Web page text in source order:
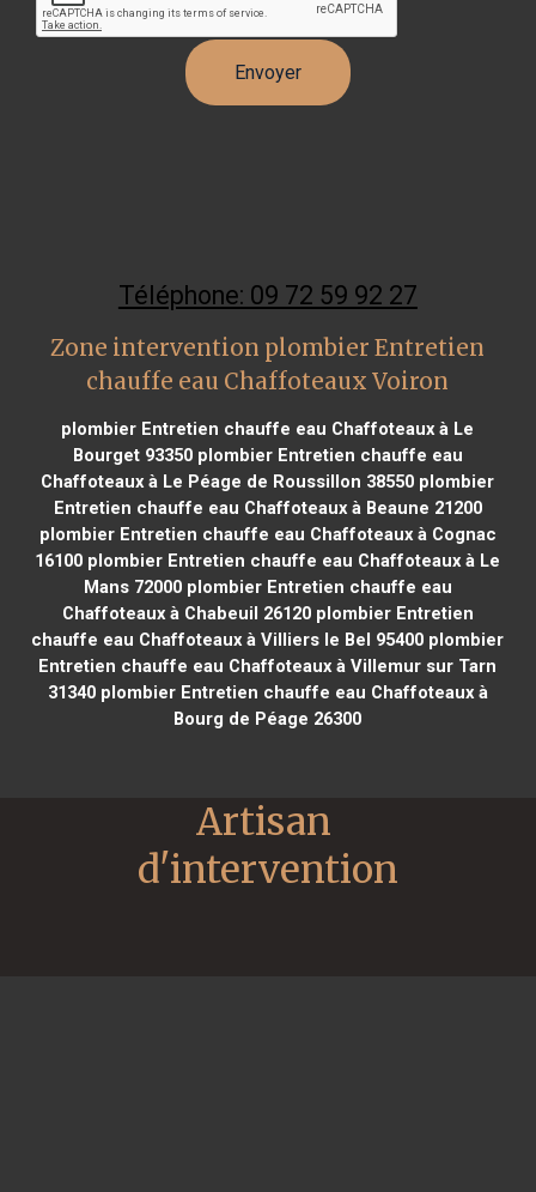
Téléphone: 09 72 59 92 27
Zone intervention plombier Entretien
chauffe eau Chaffoteaux Voiron
plombier Entretien chauffe eau Chaffoteaux à Le
Bourget 93350plombier Entretien chauffe eau
Chaffoteaux à Le Péage de Roussillon 38550 plombier
Entretien chauffe eau Chaffoteaux à Beaune 21200
plombier Entretien chauffe eau Chaffoteaux à Cognac
16100 plombier Entretien chauffe eau Chaffoteaux à Le
Mans 72000plombier Entretien chauffe eau
Chaffoteaux à Chabeuil 26120plombier Entretien
chauffe eau Chaffoteaux à Villiers le Bel 95400 plombier
Entretien chauffe eau Chaffoteaux à Villemur sur Tarn
31340plombier Entretien chauffe eau Chaffoteaux à
Bourg de Péage 26300
Artisan
d'intervention